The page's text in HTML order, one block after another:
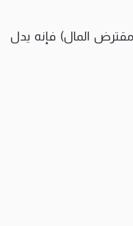
المال) فإنه يدل